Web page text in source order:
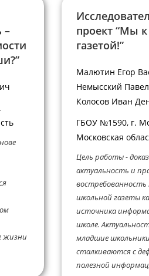
–
жизни
проект “Мы
газетой!”
Малютин Егор
Немысский
Колосов Иван
ГБОУ №1590, г.
Московская
Цель работы -
актуальность и
школьной газеты
источника
школе.
младшие
сталкиваются с
полезной